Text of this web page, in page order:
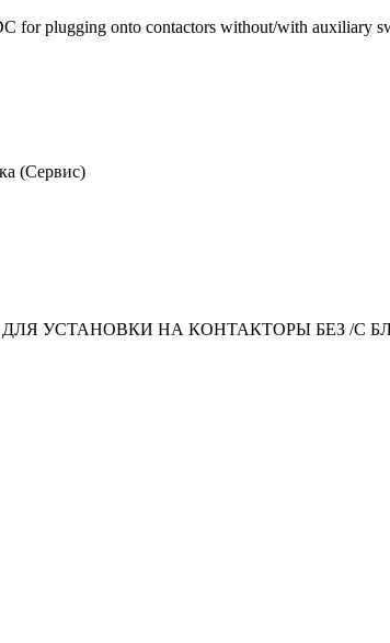
for plugging onto contactors without/with auxiliary
(Сервис)
ДЛЯ УСТАНОВКИ НА КОНТАКТОРЫ БЕЗ /С